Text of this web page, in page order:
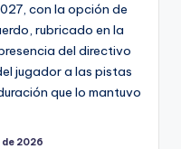
con la opción de
rubricado en la
del directivo
jugador a las pistas
que lo mantuvo
de 2026